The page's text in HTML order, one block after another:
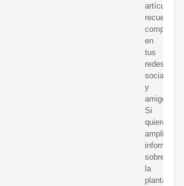
artículo,
recuerda
compartir
en
tus
redes
sociales
y
amigos.
Si
quieres
ampliar
sobre
la
planta